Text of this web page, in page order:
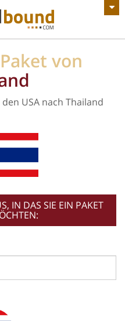
ANZEIGEN
von
USA nach Thailand
IN DAS SIE EIN PAKET